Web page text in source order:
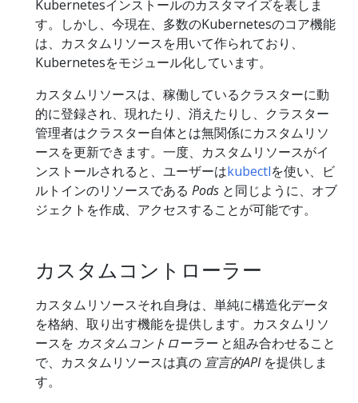
Kubernetesインストールのカスタマイズを表しま
す。しかし、今現在、多数のKubernetesのコア機能
は、カスタムリソースを用いて作られており、
Kubernetesをモジュール化しています。
カスタムリソースは、稼働しているクラスターに動
的に登録され、現れたり、消えたりし、クラスター
管理者はクラスター自体とは無関係にカスタムリソ
ースを更新できます。一度、カスタムリソースがイ
ンストールされると、ユーザーはkubectlを使い、ビ
ルトインのリソースである Pods と同じように、オブ
ジェクトを作成、アクセスすることが可能です。
カスタムコントローラー
カスタムリソースそれ自身は、単純に構造化データ
を格納、取り出す機能を提供します。カスタムリソ
ースを カスタムコントローラーと組み合わせること
で、カスタムリソースは真の 宣言的APIを提供しま
す。